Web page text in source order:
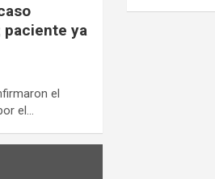
paciente ya
el
el…